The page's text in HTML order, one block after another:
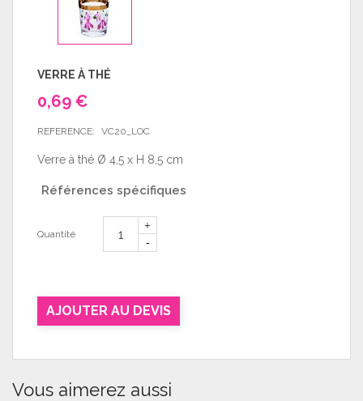
VERRE À THÉ
0,69 €
REFERENCE: VC20_LOC
Verre à thé Ø 4,5 x H 8,5 cm
Références spécifiques
Quantité
AJOUTER AU DEVIS
Vous aimerez aussi